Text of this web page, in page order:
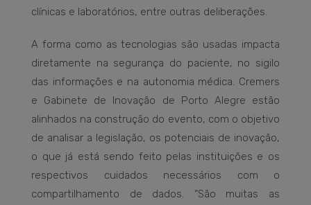
clínicas e laboratórios, entre outras deliberações.
A forma como as tecnologias são usadas impacta
diretamente na segurança do paciente, no sigilo
das informações e na autonomia médica. Cremers
e Gabinete de Inovação de Porto Alegre estão
alinhados na construção do evento, com o objetivo
de analisar a legislação, os potenciais de inovação,
o que já está sendo feito pelas instituições e os
respectivos cuidados necessários com o
compartilhamento de dados. “São muitas as